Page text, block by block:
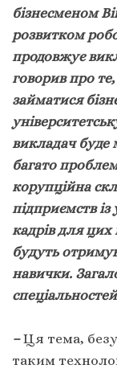
бізнесменом
розвитком
продовжує
говорив про
займатися
викладач буде
багато
корупційна
підприємств
кадрів для цих
будуть
навички.
–Ця тема,
таким